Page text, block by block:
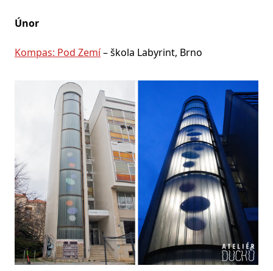
Únor
Kompas: Pod Zemí– škola Labyrint, Brno